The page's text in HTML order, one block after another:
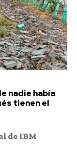
nadie había
tienen el
de IBM